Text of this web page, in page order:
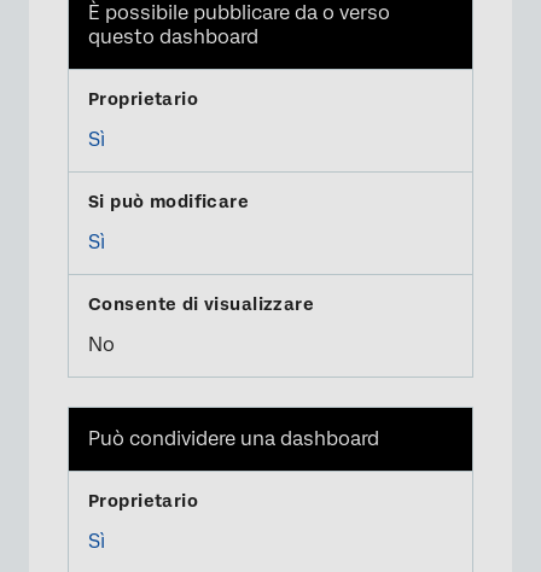
È possibile pubblicare da o verso
questo dashboard
Sì
Sì
No
Può condividere una dashboard
Sì